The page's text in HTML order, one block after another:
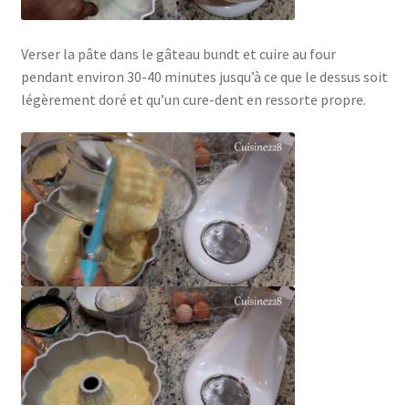
Verser la pâte dans le gâteau bundt et cuire au four
pendant environ 30-40 minutes jusqu’à ce que le dessus soit
légèrement doré et qu’un cure-dent en ressorte propre.